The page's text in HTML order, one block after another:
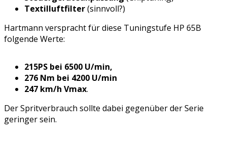
Textilluftfilter(sinnvoll?)
Hartmann verspracht für diese Tuningstufe HP 65B
folgende Werte:
215PS bei 6500 U/min,
276 Nm bei 4200 U/min
247 km/h Vmax.
Der Spritverbrauch sollte dabei gegenüber der Serie
geringer sein.